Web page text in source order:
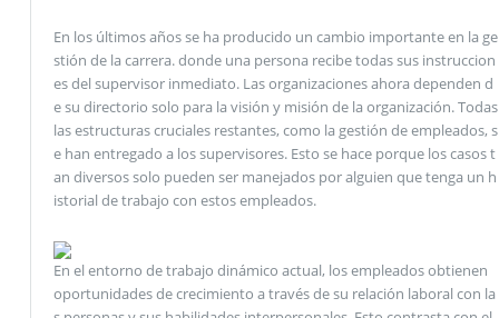
En los últimos años se ha producido un cambio importante en la ge
stión de la carrera. donde una persona recibe todas sus instruccion
es del supervisor inmediato. Las organizaciones ahora dependen d
e su directorio solo para la visión y misión de la organización. Todas
las estructuras cruciales restantes, como la gestión de empleados, s
e han entregado a los supervisores. Esto se hace porque los casos t
an diversos solo pueden ser manejados por alguien que tenga un h
istorial de trabajo con estos empleados.
En el entorno de trabajo dinámico actual, los empleados obtienen
oportunidades de crecimiento a través de su relación laboral con la